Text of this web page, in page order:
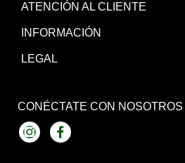
ATENCIÓN AL CLIENTE
INFORMACIÓN
LEGAL
CONÉCTATE CON NOSOTROS
InstagramFacebook